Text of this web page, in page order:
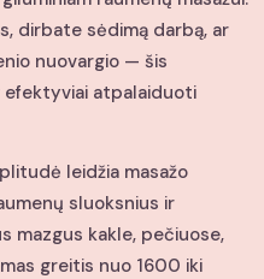
dirbate sėdimą darbą, ar
nuovargio — šis
efektyviai atpalaiduoti
leidžia masažo
sluoksnius ir
mazgus kakle, pečiuose,
greitis nuo 1600 iki